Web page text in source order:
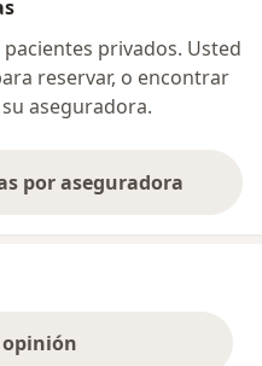
privados. Usted
reservar, o encontrar
aseguradora.
por aseguradora